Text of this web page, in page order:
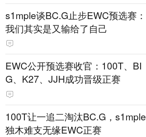
s1mple谈BC.G止步EWC预选赛：
我们其实是又输给了自己
EWC公开预选赛收官：100T、BI
G、K27、JJH成功晋级正赛
100T让一追二淘汰BC.G，s1mple
独木难支无缘EWC正赛